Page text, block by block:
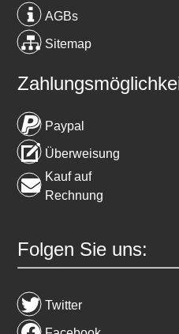
AGBs
Sitemap
Paypal
Überweisung
Kauf auf
Rechnung
Folgen Sie uns:
Twitter